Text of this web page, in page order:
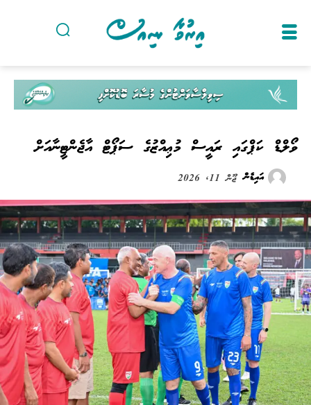
ވޯލްޑް ކަޕްގައި ރައީސް މުޢިއްޒުގެ ސަޕޯޓް އާޖެންޓީނާއަށް
އައިޑެން ޖޫން 11, 2026